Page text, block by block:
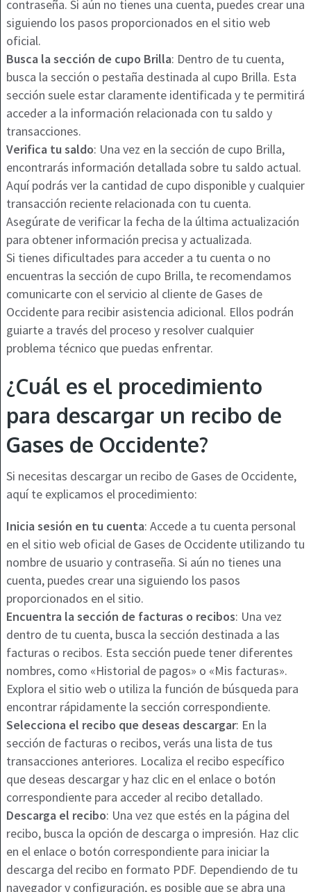
contraseña. Si aún no tienes una cuenta, puedes crear una
siguiendo los pasos proporcionados en el sitio web
oficial.
Busca la sección de cupo Brilla: Dentro de tu cuenta,
busca la sección o pestaña destinada al cupo Brilla. Esta
sección suele estar claramente identificada y te permitirá
acceder a la información relacionada con tu saldo y
transacciones.
Verifica tu saldo: Una vez en la sección de cupo Brilla,
encontrarás información detallada sobre tu saldo actual.
Aquí podrás ver la cantidad de cupo disponible y cualquier
transacción reciente relacionada con tu cuenta.
Asegúrate de verificar la fecha de la última actualización
para obtener información precisa y actualizada.
Si tienes dificultades para acceder a tu cuenta o no
encuentras la sección de cupo Brilla, te recomendamos
comunicarte con el servicio al cliente de Gases de
Occidente para recibir asistencia adicional. Ellos podrán
guiarte a través del proceso y resolver cualquier
problema técnico que puedas enfrentar.
¿Cuál es el procedimiento
para descargar un recibo de
Gases de Occidente?
Si necesitas descargar un recibo de Gases de Occidente,
aquí te explicamos el procedimiento:
Inicia sesión en tu cuenta: Accede a tu cuenta personal
en el sitio web oficial de Gases de Occidente utilizando tu
nombre de usuario y contraseña. Si aún no tienes una
cuenta, puedes crear una siguiendo los pasos
proporcionados en el sitio.
Encuentra la sección de facturas o recibos: Una vez
dentro de tu cuenta, busca la sección destinada a las
facturas o recibos. Esta sección puede tener diferentes
nombres, como «Historial de pagos» o «Mis facturas».
Explora el sitio web o utiliza la función de búsqueda para
encontrar rápidamente la sección correspondiente.
Selecciona el recibo que deseas descargar: En la
sección de facturas o recibos, verás una lista de tus
transacciones anteriores. Localiza el recibo específico
que deseas descargar y haz clic en el enlace o botón
correspondiente para acceder al recibo detallado.
Descarga el recibo: Una vez que estés en la página del
recibo, busca la opción de descarga o impresión. Haz clic
en el enlace o botón correspondiente para iniciar la
descarga del recibo en formato PDF. Dependiendo de tu
navegador y configuración, es posible que se abra una